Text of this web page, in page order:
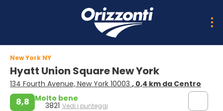
New York NY
Hyatt Union Square New York
134 Fourth Avenue, New York 10003 , 0,4 km da Centro
8,8 Molto bene
3821 Vedi i punteggi